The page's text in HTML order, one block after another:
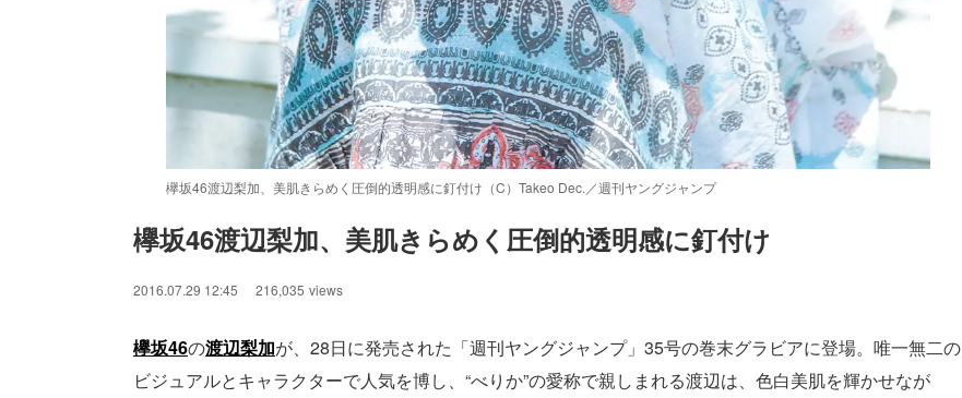
欅坂46渡辺梨加、美肌きらめく圧倒的透明感に釘付け（C）Takeo Dec.／週刊ヤングジャンプ
欅坂46渡辺梨加、美肌きらめく圧倒的透明感に釘付け
2016.07.29 12:45 216,035 views
欅坂46の渡辺梨加が、28日に発売された「週刊ヤングジャンプ」35号の巻末グラビアに登場。唯一無二の
ビジュアルとキャラクターで人気を博し、“べりか”の愛称で親しまれる渡辺は、色白美肌を輝かせなが